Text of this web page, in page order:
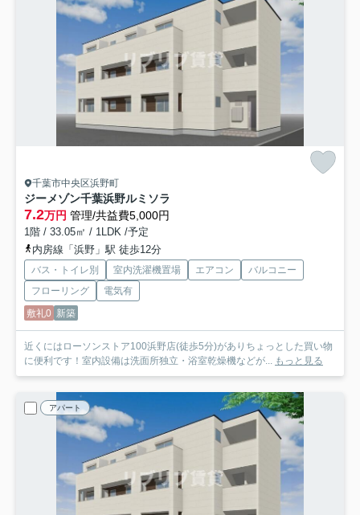
千葉市中央区浜野町
ジーメゾン千葉浜野ルミソラ
7.2万円 管理/共益費5,000円
1階 / 33.05㎡ / 1LDK /予定
内房線「浜野」駅 徒歩12分
バス・トイレ別 室内洗濯機置場 エアコン
バルコニー
フローリング
電気有
敷礼0 新築
近くにはローソンストア100浜野店(徒歩5分)がありちょっとした買い物
に便利です！室内設備は洗面所独立・浴室乾燥機などが... もっと見る
アパート